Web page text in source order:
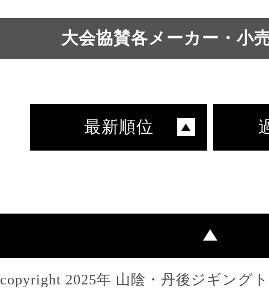
大会協賛各メーカー・小
最新順位
copyright 2025年 山陰・丹後ジギング